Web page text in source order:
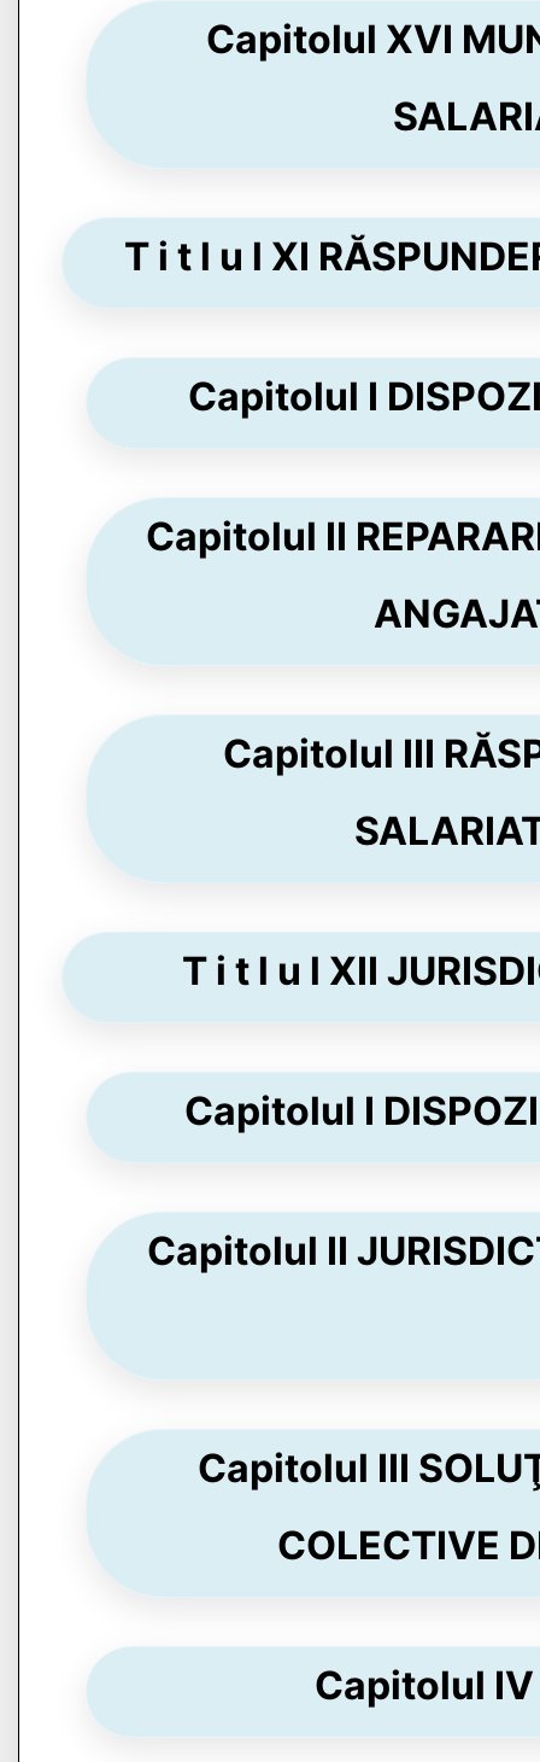
Capitolul XVI
T i t l u l XI
Capitolul I
Capitolul II
Capitolul III
T i t l u l XII
Capitolul I
Capitolul II
Capitolul III
COLECTIVE
Capitolul IV